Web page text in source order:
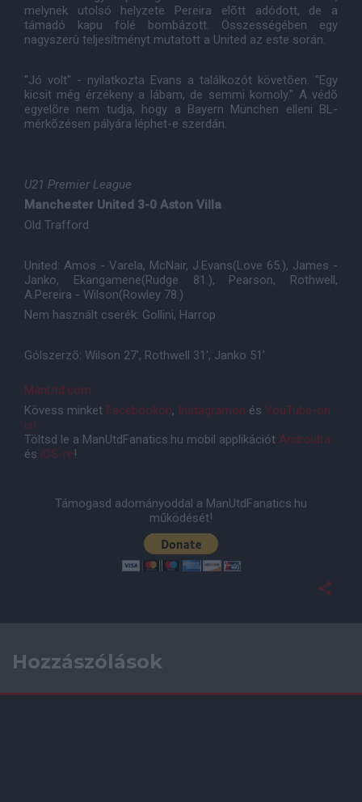
melynek utolsó helyzete Pereira elõtt adódott, de a
támadó kapu fölé bombázott. Összességében egy
nagyszerû teljesítményt mutatott a United az este során.
"Jó volt" - nyilatkozta Evans a találkozót követõen. "Egy
kicsit még érzékeny a lábam, de semmi komoly." A védõ
egyelõre nem tudja, hogy a Bayern München elleni BL-
mérkõzésen pályára léphet-e szerdán.
U21 Premier League
Manchester United 3-0 Aston Villa
Old Trafford
United: Amos - Varela, McNair, J.Evans(Love 65.), James -
Janko, Ekangamene(Rudge 81.), Pearson, Rothwell,
A.Pereira - Wilson(Rowley 78.)
Nem használt cserék: Gollini, Harrop
Gólszerzõ: Wilson 27', Rothwell 31', Janko 51'
ManUtd.com
Kövess minket Facebookon, Instagramon és YouTube-on
is!
Töltsd le a ManUtdFanatics.hu mobil applikációt Androidra
és iOS-re!
Támogasd adományoddal a ManUtdFanatics.hu
működését!
Hozzászólások